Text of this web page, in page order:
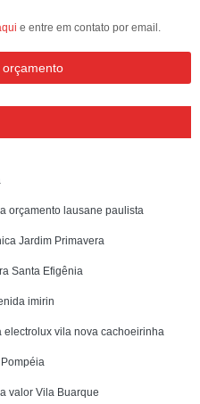
e entre em contato por email.
orçamento lausane paulista
Jardim Primavera
Santa Efigênia
imirin
vila nova cachoeirinha
valor Vila Buarque